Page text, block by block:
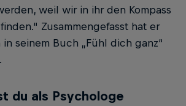
weil wir in ihr den Kompass
Zusammengefasst hat er
seinem Buch „Fühl dich ganz“
du als Psychologe